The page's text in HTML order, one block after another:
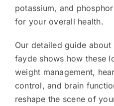
potassium, and
for your overall health.
Our detailed guide
fayde shows how these
weight management,
control, and brain
reshape the scene of